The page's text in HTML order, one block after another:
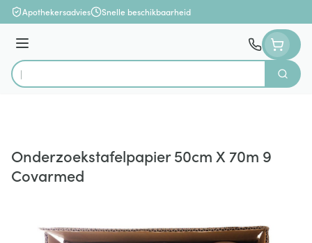
Ga naar de inhoud
Apothekersadvies Snelle beschikbaarheid
Menu
Product, merk, categorie...
Zoek
Onderzoekstafelpapier 50cm X 70m 9
Covarmed